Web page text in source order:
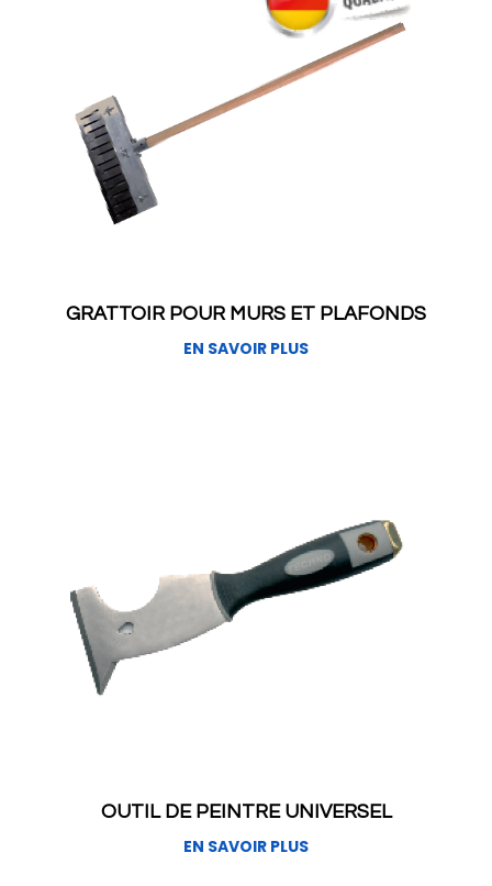
GRATTOIR POUR MURS ET PLAFONDS
EN SAVOIR PLUS
OUTIL DE PEINTRE UNIVERSEL
EN SAVOIR PLUS